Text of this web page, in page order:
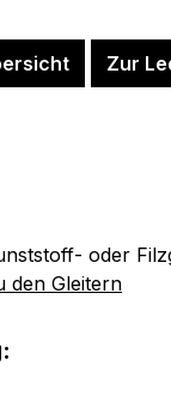
Zur
oder
den Gleitern